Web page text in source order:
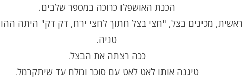
הכנת האושפלו כרוכה במספר שלבים.
ראשית, מכינים בצל, "חצי בצל חתוך לחצי ירח, דק דק" היתה
טניה.
ככה רצתה את הבצל.
טיגנה אותו לאט לאט עם סוכר ומלח עד שיתקרמל.